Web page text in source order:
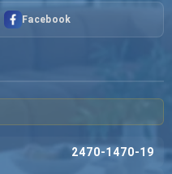
Facebook
2470-1470-19